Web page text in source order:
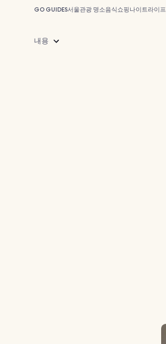
GO GUIDES서울관광 명소음식쇼핑나이트라이프
내용